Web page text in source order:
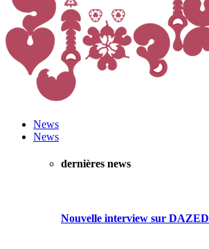
News
News
dernières news
Nouvelle interview sur DAZED